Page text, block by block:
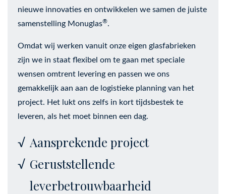
nieuwe innovaties en ontwikkelen we samen de juiste
samenstelling Monuglas®.
Omdat wij werken vanuit onze eigen glasfabrieken
zijn we in staat flexibel om te gaan met speciale
wensen omtrent levering en passen we ons
gemakkelijk aan aan de logistieke planning van het
project. Het lukt ons zelfs in kort tijdsbestek te
leveren, als het moet binnen een dag.
Aansprekende project
Geruststellende
leverbetrouwbaarheid